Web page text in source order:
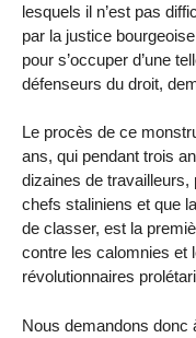
lesquels il n’est pas
par la justice
pour s’occuper d’une
défenseurs du droit,
Le procès de ce
ans, qui pendant trois
dizaines de
chefs staliniens et que
de classer, est la
contre les calomnies et
révolutionnaires
Nous demandons donc